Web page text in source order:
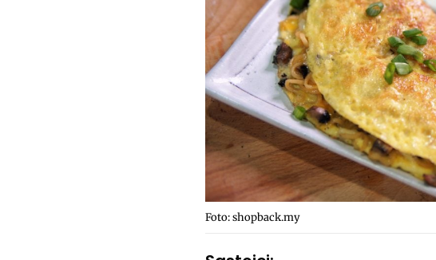
Foto: shopback.my